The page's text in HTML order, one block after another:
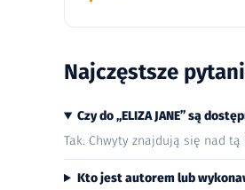
Najczęstsze
Czy do „ELIZA JANE” są
Tak. Chwyty znajdują się nad
Kto jest autorem lub